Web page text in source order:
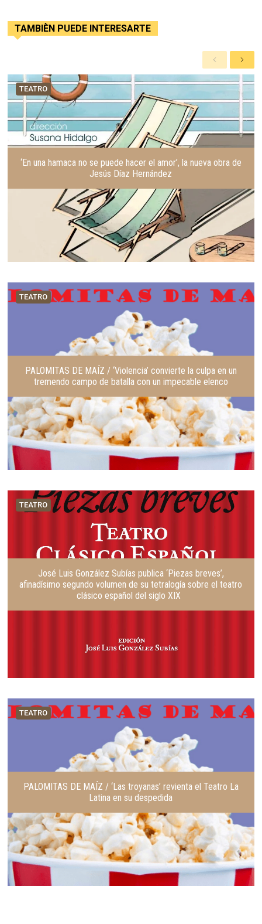
TAMBIÈN PUEDE INTERESARTE
A
n
t
r
i
o
r
S
i
g
u
i
e
n
t
e
TEATRO
‘En una hamaca no se puede hacer el amor’, la nueva obra de
Jesús Díaz Hernández
TEATRO
PALOMITAS DE MAÍZ / ‘Violencia’ convierte la culpa en un
tremendo campo de batalla con un impecable elenco
TEATRO
José Luis González Subías publica ‘Piezas breves’,
afinadísimo segundo volumen de su tetralogía sobre el teatro
clásico español del siglo XIX
TEATRO
PALOMITAS DE MAÍZ / ‘Las troyanas’ revienta el Teatro La
Latina en su despedida